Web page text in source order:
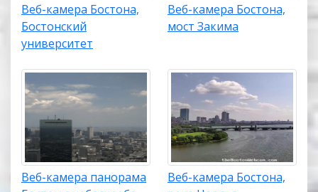
Веб-камера Бостона,
Бостонский
университет
Веб-камера Бостона,
мост Закима
Веб-камера панорама
Веб-камера Бостона,